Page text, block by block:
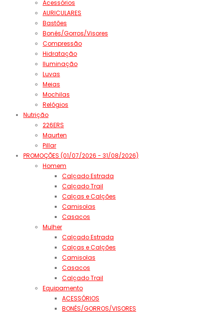
Acessórios
AURICULARES
Bastões
Bonés/Gorros/Visores
Compressão
Hidratação
Iluminação
Luvas
Meias
Mochilas
Relógios
Nutrição
226ERS
Maurten
Pillar
PROMOÇÕES (01/07/2026 - 31/08/2026)
Homem
Calçado Estrada
Calçado Trail
Calças e Calções
Camisolas
Casacos
Mulher
Calçado Estrada
Calças e Calções
Camisolas
Casacos
Calçado Trail
Equipamento
ACESSÓRIOS
BONÉS/GORROS/VISORES